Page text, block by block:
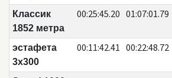
Классик
1852 метра
00:25:45.20 01:07:01.79
эстафета
3х300
00:11:42.41 00:22:48.72